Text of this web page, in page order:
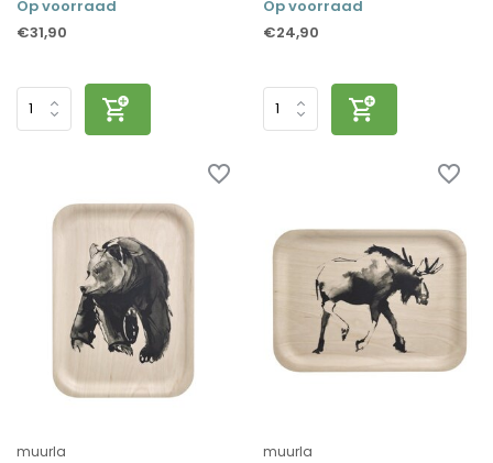
Op voorraad
€31,90
Op voorraad
€24,90
muurla muurla